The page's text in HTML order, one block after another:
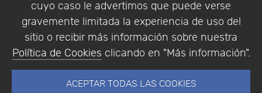
cuyo caso le advertimos que puede verse
gravemente limitada la experiencia de uso del
sitio o recibir más información sobre nuestra
Política de Cookies clicando en "Más información".
ACEPTAR TODAS LAS COOKIES
Empresa|Aviso Legal| Política de Privacidad |
Política de Cookies
© Copyright 1994 - 2026. Addlink Software
Científico, S.L.
Portugal.